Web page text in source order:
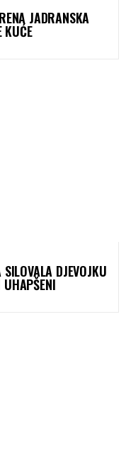
JADRANSKA
KUĆE
DJEVOJKU